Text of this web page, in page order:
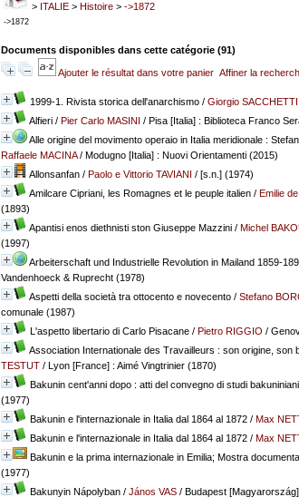
> ITALIE> Histoire> ->1872
->1872
Documents disponibles dans cette catégorie (91)
Ajouter le résultat dans votre panier Affiner la
1999-1. Rivista storica dell'anarchismo/ Giorgio SACCHETTI
Alfieri/ Pier Carlo MASINI / Pisa [Italia] : Biblioteca Franco
Alle origine del movimento operaio in Italia meridionale :
Raffaele MACINA/ Modugno [Italia] : Nuovi Orientamenti (2015)
Allonsanfan/ Paolo e Vittorio TAVIANI / [s.n.] (1974)
Amilcare Cipriani, les Romagnes et le peuple italien/ Emilie
(1893)
Apantisi enos diethnisti ston Giuseppe Mazzini/ Michel
(1997)
Arbeiterschaft und Industrielle Revolution in Mailand 1859-
Vandenhoeck & Ruprecht (1978)
Aspetti della società tra ottocento e novecento/ Stefano
comunale (1987)
L'aspetto libertario di Carlo Pisacane/ Pietro RIGGIO /
Association Internationale des Travailleurs : son origine, son
TESTUT/ Lyon [France] : Aimé Vingtrinier (1870)
Bakunin cent'anni dopo : atti del convegno di studi bakuniniani
(1977)
Bakunin e l'internazionale in Italia dal 1864 al 1872/ Max
Bakunin e l'internazionale in Italia dal 1864 al 1872/ Max
Bakunin e la prima internazionale in Emilia; Mostra
(1977)
Bakunyin Nápolyban/ János VAS/ Budapest